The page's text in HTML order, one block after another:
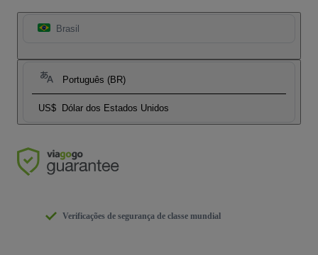
Brasil
Português (BR)
US$ Dólar dos Estados Unidos
Verificações de segurança de classe mundial